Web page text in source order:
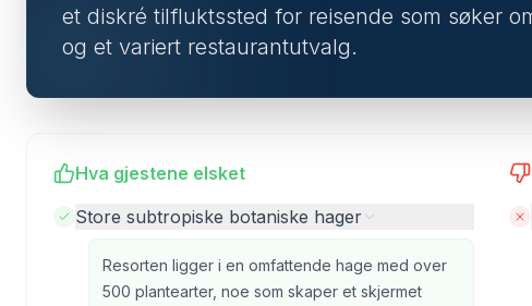
et diskré tilfluktssted for reisende som søker
og et variert restaurantutvalg.
Hva gjestene elsket
Store subtropiske botaniske hager
Resorten ligger i en omfattende hage med over
500 plantearter, noe som skaper et skjermet